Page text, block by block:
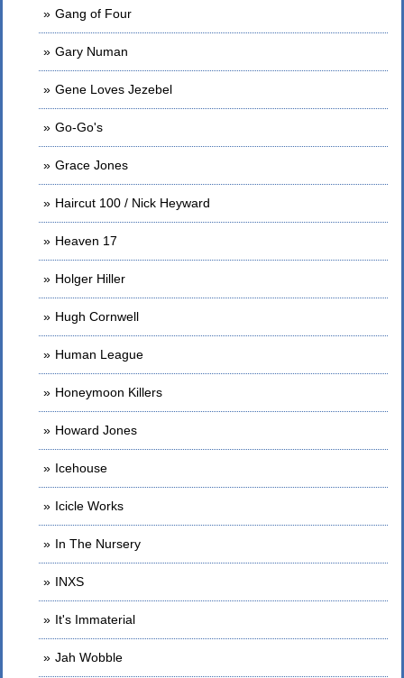
Gang of Four
Gary Numan
Gene Loves Jezebel
Go-Go's
Grace Jones
Haircut 100 / Nick Heyward
Heaven 17
Holger Hiller
Hugh Cornwell
Human League
Honeymoon Killers
Howard Jones
Icehouse
Icicle Works
In The Nursery
INXS
It's Immaterial
Jah Wobble